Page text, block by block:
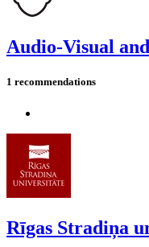
Audio-Visual
1 recommendations
Rīgas Stradiņa